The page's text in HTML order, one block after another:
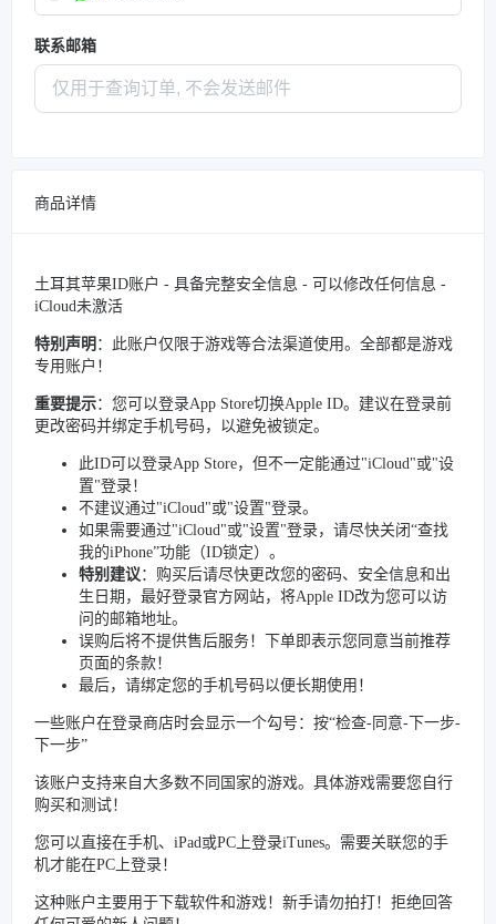
联系邮箱
商品详情
土耳其苹果ID账户 - 具备完整安全信息 - 可以修改任何信息 -
iCloud未激活
特别声明 ：此账户仅限于游戏等合法渠道使用。全部都是游戏
专用账户！
重要提示：您可以登录App Store切换Apple ID。建议在登录前
更改密码并绑定手机号码，以避免被锁定。
此ID可以登录App Store，但不一定能通过"iCloud"或"设
置"登录！
不建议通过"iCloud"或"设置"登录。
如果需要通过"iCloud"或"设置"登录，请尽快关闭“查找
我的iPhone”功能（ID锁定）。
特别建议 ：购买后请尽快更改您的密码、安全信息和出
生日期，最好登录官方网站，将Apple ID改为您可以访
问的邮箱地址。
误购后将不提供售后服务！下单即表示您同意当前推荐
页面的条款！
最后，请绑定您的手机号码以便长期使用！
一些账户在登录商店时会显示一个勾号：按“检查-同意-下一步-
下一步”
该账户支持来自大多数不同国家的游戏。具体游戏需要您自行
购买和测试！
您可以直接在手机、iPad或PC上登录iTunes。需要关联您的手
机才能在PC上登录！
这种账户主要用于下载软件和游戏！新手请勿拍打！拒绝回答